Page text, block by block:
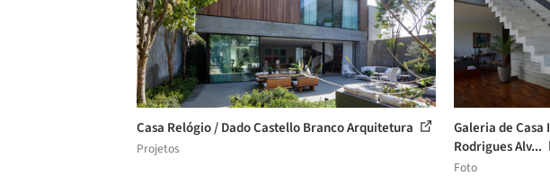
Casa Relógio / Dado Castello Branco Arquitetura
Projetos
Galeria de
Rodrigues Alv...
Foto